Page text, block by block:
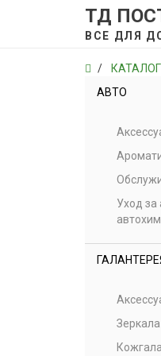
ТД
ВСЕ ДЛЯ
КАТАЛОГ
АВТО
Уход за
Зеркала